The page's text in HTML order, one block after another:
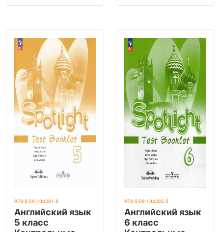
978-5-09-104281-8
Английский язык
5 класс
978-5-09-104282-5
Английский язык
6 класс